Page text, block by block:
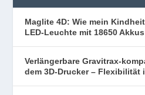
Maglite 4D: Wie mein
LED-Leuchte mit 18650
Verlängerbare Gravitrax-
dem 3D-Drucker – Flexibilität